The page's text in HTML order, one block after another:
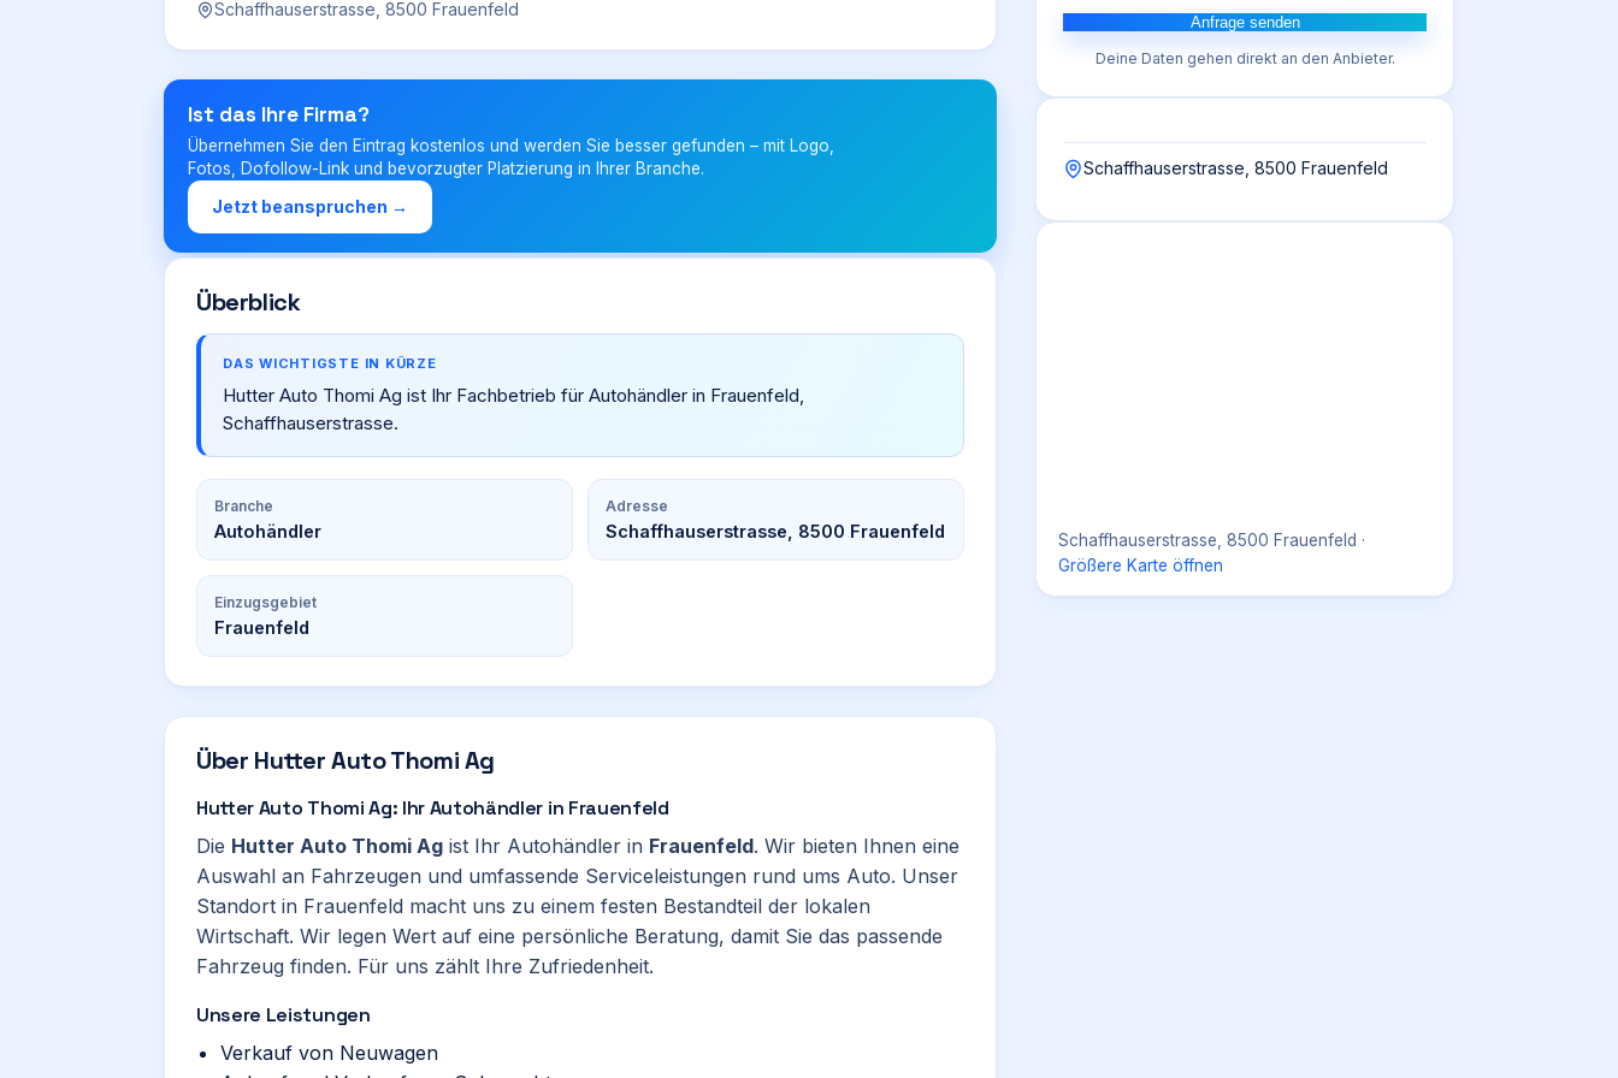
Schaffhauserstrasse, 8500 Frauenfeld
Ist das Ihre Firma?
Übernehmen Sie den Eintrag kostenlos und werden Sie besser gefunden – mit Logo,
Fotos, Dofollow-Link und bevorzugter Platzierung in Ihrer Branche.
Jetzt beanspruchen →
Überblick
DAS WICHTIGSTE IN KÜRZE
Hutter Auto Thomi Ag ist Ihr Fachbetrieb für Autohändler in Frauenfeld,
Schaffhauserstrasse.
Branche
Autohändler
Adresse
Schaffhauserstrasse, 8500 Frauenfeld
Einzugsgebiet
Frauenfeld
Über Hutter Auto Thomi Ag
Hutter Auto Thomi Ag: Ihr Autohändler in Frauenfeld
Die Hutter Auto Thomi Ag ist Ihr Autohändler in Frauenfeld. Wir bieten Ihnen eine
Auswahl an Fahrzeugen und umfassende Serviceleistungen rund ums Auto. Unser
Standort in Frauenfeld macht uns zu einem festen Bestandteil der lokalen
Wirtschaft. Wir legen Wert auf eine persönliche Beratung, damit Sie das passende
Fahrzeug finden. Für uns zählt Ihre Zufriedenheit.
Unsere Leistungen
Verkauf von Neuwagen
Anfrage senden
Deine Daten gehen direkt an den Anbieter.
Schaffhauserstrasse, 8500 Frauenfeld
Schaffhauserstrasse, 8500 Frauenfeld ·
Größere Karte öffnen